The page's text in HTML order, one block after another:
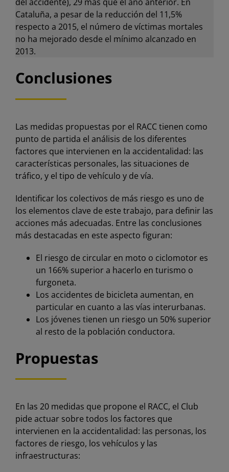
del accidente), 29 más que el año anterior. En
Cataluña, a pesar de la reducción del 11,5%
respecto a 2015, el número de víctimas mortales
no ha mejorado desde el mínimo alcanzado en
2013.
Conclusiones
Las medidas propuestas por el RACC tienen como
punto de partida el análisis de los diferentes
factores que intervienen en la accidentalidad: las
características personales, las situaciones de
tráfico, y el tipo de vehículo y de vía.
Identificar los colectivos de más riesgo es uno de
los elementos clave de este trabajo, para definir las
acciones más adecuadas. Entre las conclusiones
más destacadas en este aspecto figuran:
El riesgo de circular en moto o ciclomotor es
un 166% superior a hacerlo en turismo o
furgoneta.
Los accidentes de bicicleta aumentan, en
particular en cuanto a las vías interurbanas.
Los jóvenes tienen un riesgo un 50% superior
al resto de la población conductora.
Propuestas
En las 20 medidas que propone el RACC, el Club
pide actuar sobre todos los factores que
intervienen en la accidentalidad: las personas, los
factores de riesgo, los vehículos y las
infraestructuras: